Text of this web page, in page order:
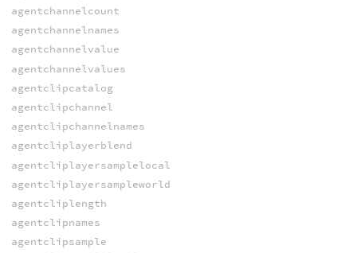
agentchannelcount
agentchannelnames
agentchannelvalue
agentchannelvalues
agentclipcatalog
agentclipchannel
agentclipchannelnames
agentcliplayerblend
agentcliplayersamplelocal
agentcliplayersampleworld
agentcliplength
agentclipnames
agentclipsample